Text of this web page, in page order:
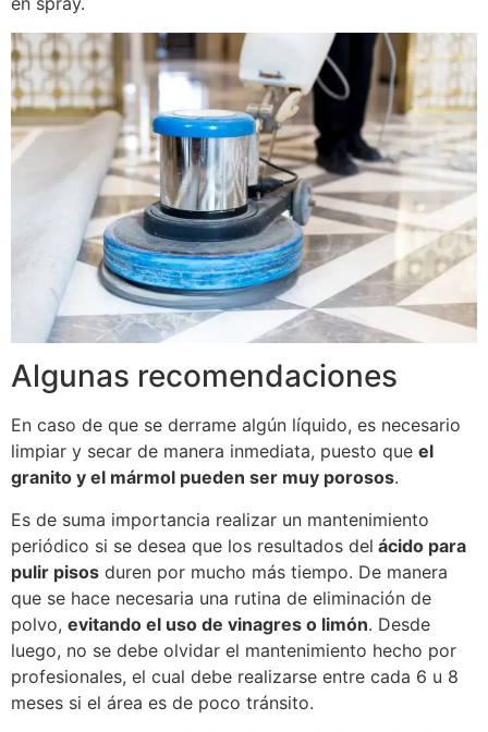
Algunas recomendaciones
En caso de que se derrame algún líquido, es necesario
limpiar y secar de manera inmediata, puesto que el
granito y el mármol pueden ser muy porosos.
Es de suma importancia realizar un mantenimiento
periódico si se desea que los resultados del ácido para
pulir pisos duren por mucho más tiempo. De manera
que se hace necesaria una rutina de eliminación de
polvo, evitando el uso de vinagres o limón. Desde
luego, no se debe olvidar el mantenimiento hecho por
profesionales, el cual debe realizarse entre cada 6 u 8
meses si el área es de poco tránsito.